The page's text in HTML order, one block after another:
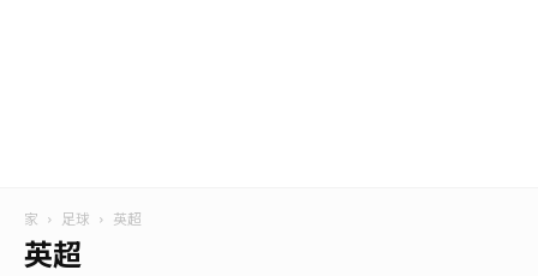
家 足球 英超
英超